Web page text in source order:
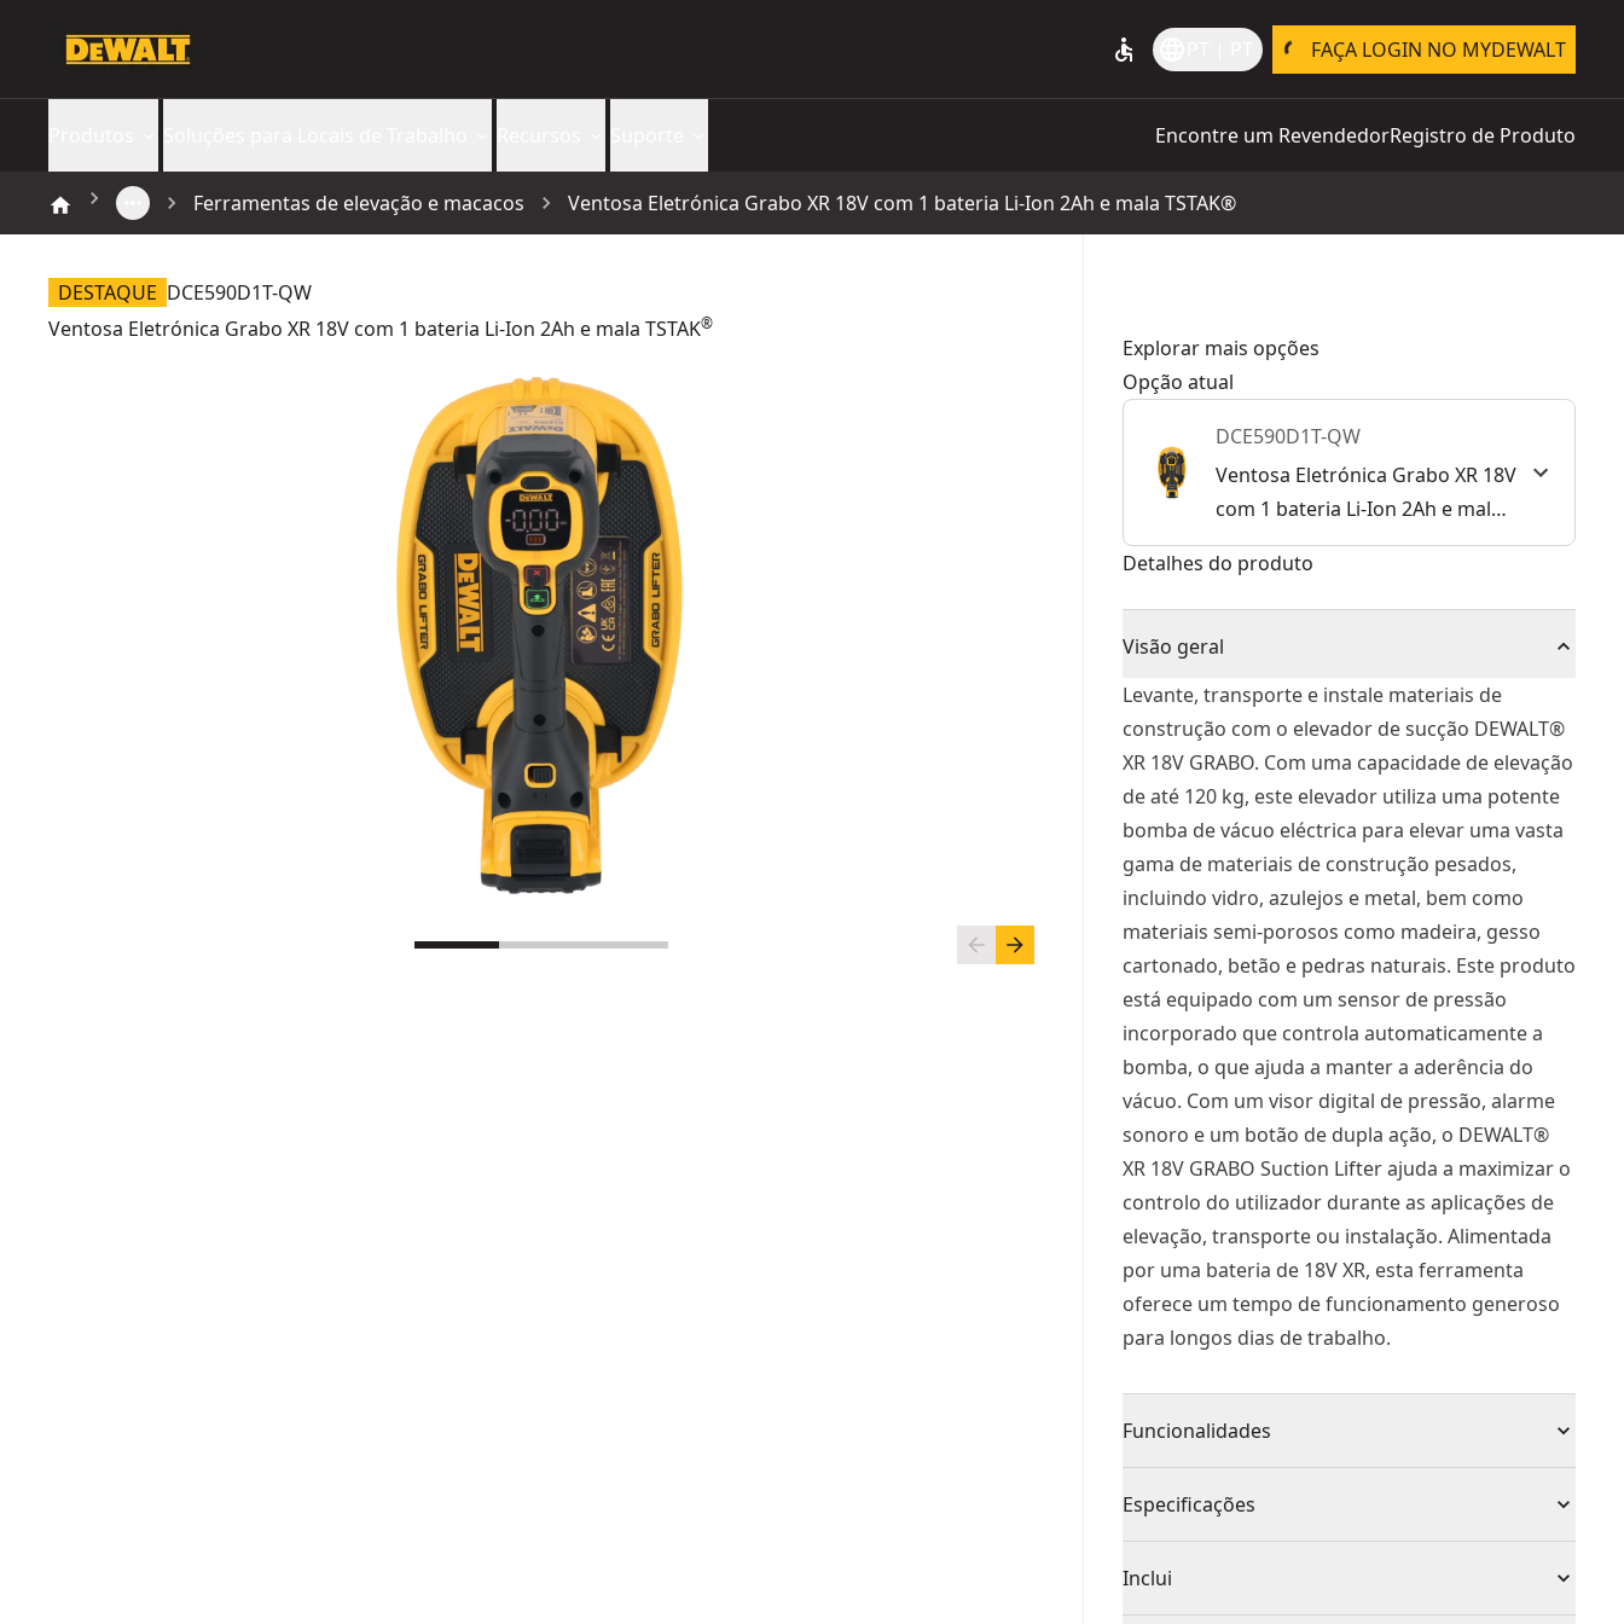
accessible FAÇA LOGIN NO MYDEWALT
Encontre um RevendedorRegistro de Produto
Ferramentas de elevação e macacos Ventosa Eletrónica Grabo XR 18V com 1 bateria Li-Ion 2Ah e mala TSTAK®
DESTAQUE DCE590D1T-QW
Ventosa Eletrónica Grabo XR 18V com 1 bateria Li-Ion 2Ah e mala TSTAK®
Explorar mais opções
Opção atual
DCE590D1T-QW
Ventosa Eletrónica Grabo XR 18V
com 1 bateria Li-Ion 2Ah e mala
TSTAK®
Detalhes do produto
Visão geral
Levante, transporte e instale materiais de
construção com o elevador de sucção DEWALT®
XR 18V GRABO. Com uma capacidade de elevação
de até 120 kg, este elevador utiliza uma potente
bomba de vácuo eléctrica para elevar uma vasta
gama de materiais de construção pesados,
incluindo vidro, azulejos e metal, bem como
materiais semi-porosos como madeira, gesso
cartonado, betão e pedras naturais. Este produto
está equipado com um sensor de pressão
incorporado que controla automaticamente a
bomba, o que ajuda a manter a aderência do
vácuo. Com um visor digital de pressão, alarme
sonoro e um botão de dupla ação, o DEWALT®
XR 18V GRABO Suction Lifter ajuda a maximizar o
controlo do utilizador durante as aplicações de
elevação, transporte ou instalação. Alimentada
por uma bateria de 18V XR, esta ferramenta
oferece um tempo de funcionamento generoso
para longos dias de trabalho.
Funcionalidades
automaticamente a pressão de vácuo
mostra a pressão em bar ou PSI, os níveis de
Especificações
Tipo de Produto Ferramenta de elevação
Inclui